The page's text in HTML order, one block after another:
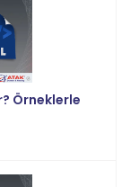
Örneklerle